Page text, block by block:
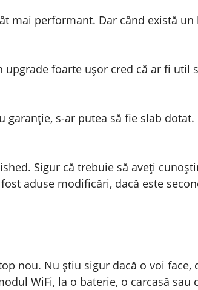
mai performant. Dar când există un
foarte ușor cred că ar fi util
s-ar putea să fie slab dotat.
Sigur că trebuie să aveți
aduse modificări, dacă este
nou. Nu știu sigur dacă o voi face,
WiFi, la o baterie, o carcasă sau